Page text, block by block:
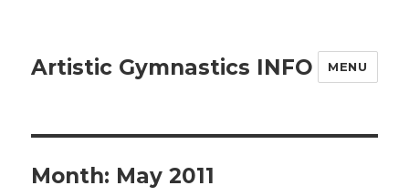
Artistic Gymnastics INFO MENU
Month: May 2011